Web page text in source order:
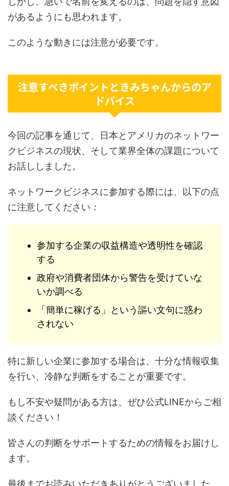
があるようにも思われます。
このような動きには注意が必要です。
注意すべきポイントときみちゃんからのア
ドバイス
今回の記事を通じて、日本とアメリカのネットワー
クビジネスの現状、そして業界全体の課題について
お話ししました。
ネットワークビジネスに参加する際には、以下の点
に注意してください：
参加する企業の収益構造や透明性を確認
する
政府や消費者団体から警告を受けていな
いか調べる
「簡単に稼げる」という謳い文句に惑わ
されない
特に新しい企業に参加する場合は、十分な情報収集
を行い、冷静な判断をすることが重要です。
もし不安や疑問がある方は、ぜひ公式LINEからご相
談ください！
皆さんの判断をサポートするための情報をお届けし
ます。
最後までお読みいただきありがとうございました。